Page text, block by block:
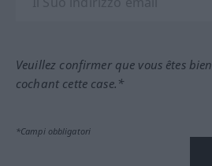
Veuillez confirmer que vous êtes
cochant cette case.*
*Campi obbligatori